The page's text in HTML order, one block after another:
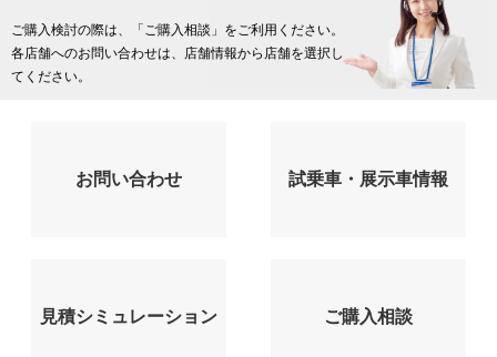
ご購入検討の際は、「ご購入相談」をご利用ください。
各店舗へのお問い合わせは、店舗情報から店舗を選択し
てください。
お問い合わせ 試乗車・展示車情報
見積シミュレーション ご購入相談